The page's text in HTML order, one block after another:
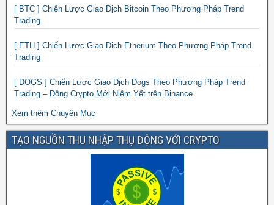
[ BTC ] Chiến Lược Giao Dịch Bitcoin Theo Phương Pháp Trend
Trading
[ ETH ] Chiến Lược Giao Dịch Etherium Theo Phương Pháp Trend
Trading
[ DOGS ] Chiến Lược Giao Dịch Dogs Theo Phương Pháp Trend
Trading – Đồng Crypto Mới Niêm Yết trên Binance
Xem thêm Chuyên Mục
TẠO NGUỒN THU NHẬP THỤ ĐỘNG VỚI CRYPTO